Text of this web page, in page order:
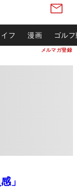
メルマガ登録
イフ 漫画 ゴル
」